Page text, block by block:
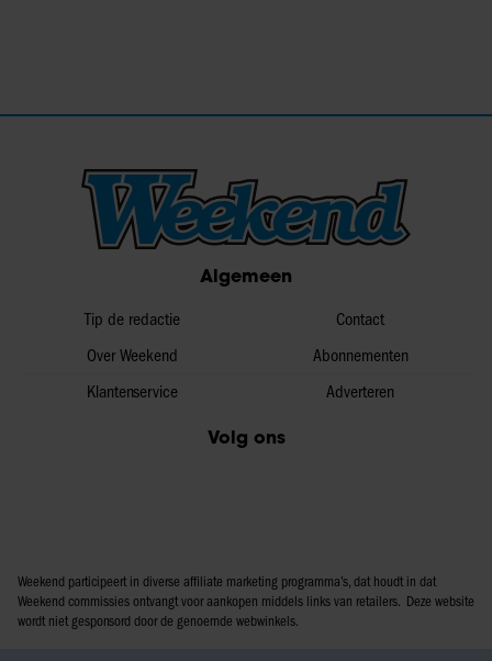
Algemeen
Tip de redactie
Over Weekend
Klantenservice
Contact
Abonnementen
Adverteren
Volg ons
Weekend participeert in diverse affiliate marketing programma’s, dat houdt in dat
Weekend commissies ontvangt voor aankopen middels links van retailers. Deze website
wordt niet gesponsord door de genoemde webwinkels.